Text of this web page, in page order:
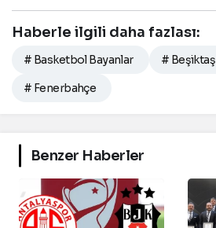
Haberle ilgili daha fazlası:
# Basketbol Bayanlar # Beşiktaş
# Fenerbahçe
Benzer Haberler